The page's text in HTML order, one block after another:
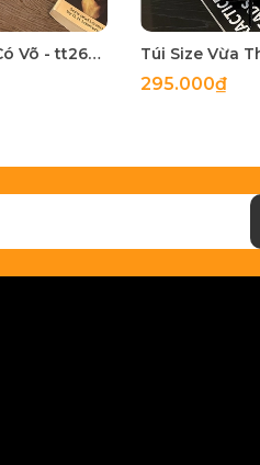
Túi Nhỏ Nhỏ Nhưng Có Võ - tt260515
295.000₫